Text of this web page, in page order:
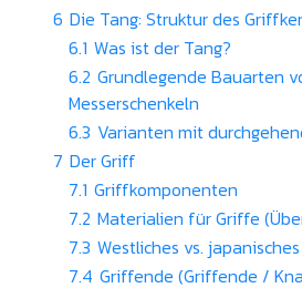
6 Die Tang: Struktur des
6.1 Was ist der Tang?
6.2 Grundlegende Bauarten
Messerschenkeln
6.3 Varianten mit
7 Der Griff
7.1 Griffkomponenten
7.2 Materialien für Griffe
7.3 Westliches vs.
7.4 Griffende (Griffende /